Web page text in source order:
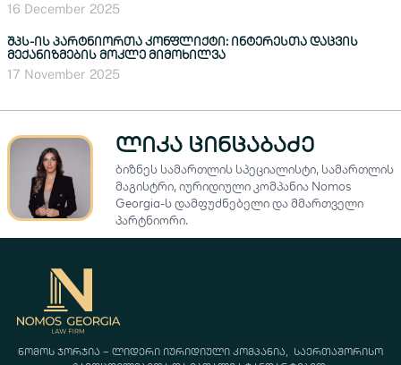
16 December 2025
შპს-ის პარტნიორთა კონფლიქტი: ინტერესთა დაცვის
მექანიზმების მოკლე მიმოხილვა
17 November 2025
ლიკა ცინცაბაძე
ბიზნეს სამართლის სპეციალისტი, სამართლის
მაგისტრი, იურიდიული კომპანია Nomos
Georgia-ს დამფუძნებელი და მმართველი
პარტნიორი.
ნომოს ჯორჯია – ლიდერი იურიდიული კომპანია, საერთაშორისო